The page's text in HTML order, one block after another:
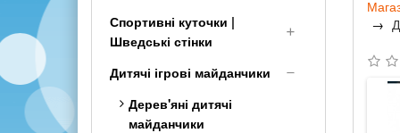
Спортивні куточки |
Шведські стінки
Дитячий Спортивний
малюкам
Дитячі ігрові майданчики
Дерев'яні дитячі
майданчики